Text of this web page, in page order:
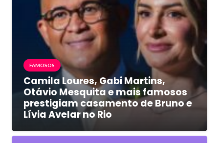
FAMOSOS
Camila Loures, Gabi Martins,
Otávio Mesquita e mais famosos
prestigiam casamento de Bruno e
Lívia Avelar no Rio